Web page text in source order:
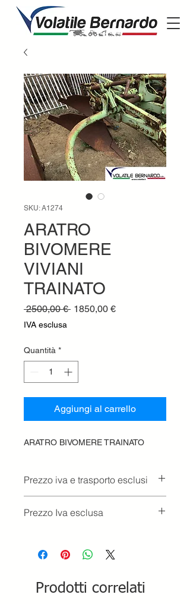
SKU: A1274
ARATRO
BIVOMERE
VIVIANI
TRAINATO
2500,00 € Prezzo
1850,00 €Prezzo
IVA esclusa
Quantità *
Aggiungi al carrello
ARATRO BIVOMERE TRAINATO
Prezzo iva e trasporto esclusi
Prezzo Iva esclusa
Prodotti correlati